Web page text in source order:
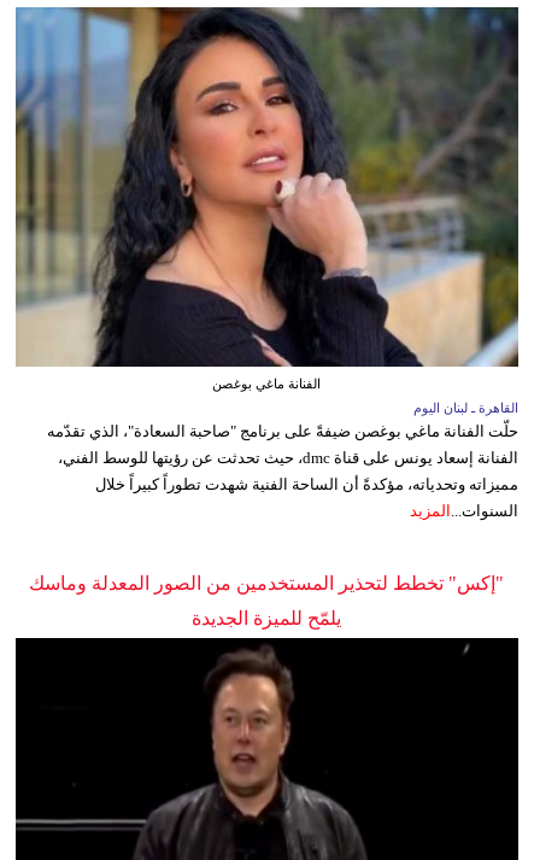
الفنانة ماغي بوغصن
القاهرة ـ لبنان اليوم
حلّت الفنانة ماغي بوغصن ضيفةً على برنامج "صاحبة السعادة"، الذي تقدّمه
الفنانة إسعاد يونس على قناة dmc، حيث تحدثت عن رؤيتها للوسط الفني،
مميزاته وتحدياته، مؤكدةً أن الساحة الفنية شهدت تطوراً كبيراً خلال
السنوات... المزيد
"إكس" تخطط لتحذير المستخدمين من الصور المعدلة وماسك
يلمّح للميزة الجديدة